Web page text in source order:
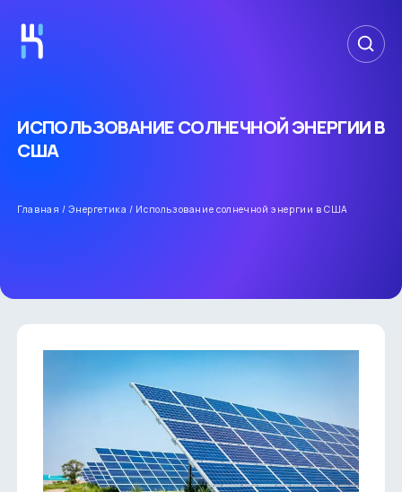
ИСПОЛЬЗОВАНИЕ СОЛНЕЧНОЙ ЭНЕРГИИ В
США
Главная /Энергетика / Использование солнечной энергии в США